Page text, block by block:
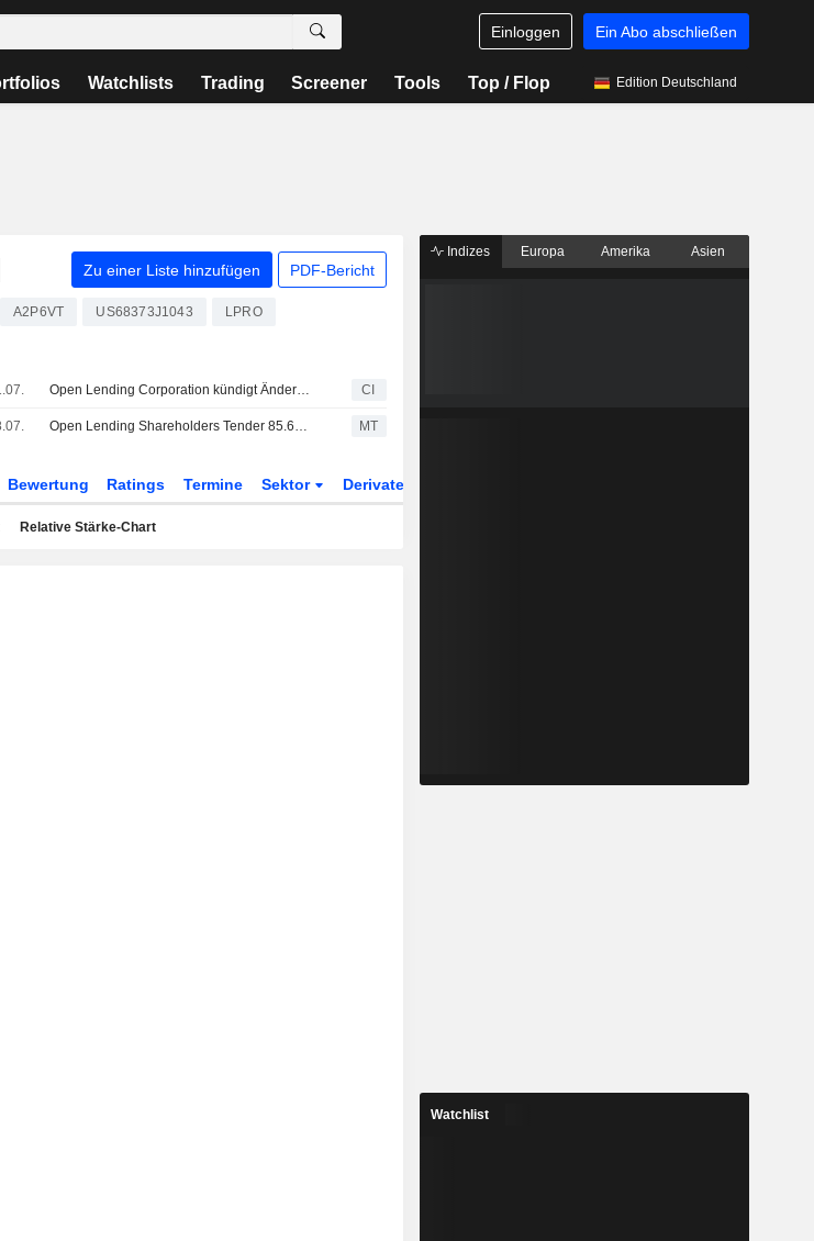
Einloggen Ein Abo abschließen
Watchlists Trading Screener Tools Top / Flop Edition Deutschland
Zu einer Liste hinzufügen PDF-Bericht
A2P6VT US68373J1043 LPRO
Open Lending Corporation kündigt Änderungen im Verwaltungsrat an - wirksam ab 30. Juli 2026 CI
Open Lending Shareholders Tender 85.65% of Shares in ANV Offer MT
Bewertung Ratings Termine Sektor Derivate
Relative Stärke-Chart
Indizes Europa Amerika Asien
Watchlist